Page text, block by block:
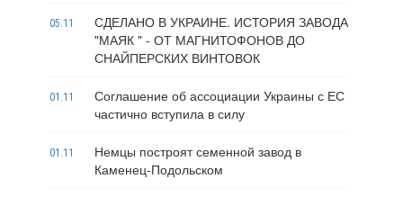
05.11
СДЕЛАНО В УКРАИНЕ. ИСТОРИЯ ЗАВОДА
"МАЯК " - ОТ МАГНИТОФОНОВ ДО
СНАЙПЕРСКИХ ВИНТОВОК
01.11
Соглашение об ассоциации Украины с ЕС
частично вступила в силу
01.11
Немцы построят семенной завод в
Каменец-Подольском